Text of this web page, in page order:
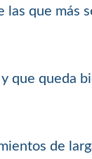
que más
que queda
de